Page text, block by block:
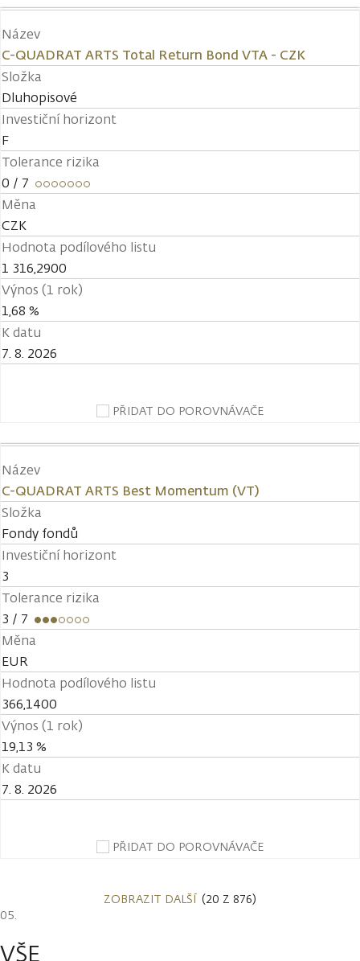
Název
C-QUADRAT ARTS Total Return Bond VTA - CZK
Složka
Dluhopisové
Investiční horizont
F
Tolerance rizika
0 / 7
Měna
CZK
Hodnota podílového listu
1 316,2900
Výnos (1 rok)
1,68 %
K datu
7. 8. 2026
PŘIDAT DO POROVNÁVAČE
Název
C-QUADRAT ARTS Best Momentum (VT)
Složka
Fondy fondů
Investiční horizont
3
Tolerance rizika
3 / 7
Měna
EUR
Hodnota podílového listu
366,1400
Výnos (1 rok)
19,13 %
K datu
7. 8. 2026
PŘIDAT DO POROVNÁVAČE
ZOBRAZIT DALŠÍ (20 Z 876)
VŠE